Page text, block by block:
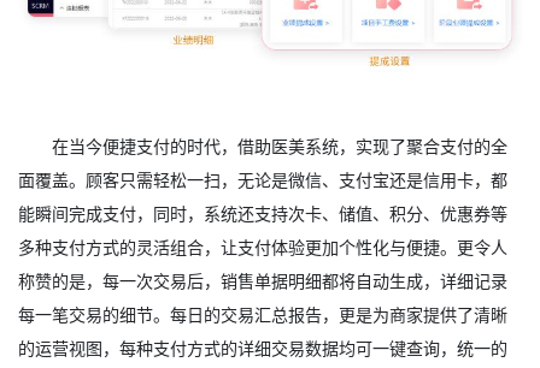
在当今便捷支付的时代，借助医美系统，实现了聚合支付的全
面覆盖。顾客只需轻松一扫，无论是微信、支付宝还是信用卡，都
能瞬间完成支付，同时，系统还支持次卡、储值、积分、优惠券等
多种支付方式的灵活组合，让支付体验更加个性化与便捷。更令人
称赞的是，每一次交易后，销售单据明细都将自动生成，详细记录
每一笔交易的细节。每日的交易汇总报告，更是为商家提供了清晰
的运营视图，每种支付方式的详细交易数据均可一键查询，统一的